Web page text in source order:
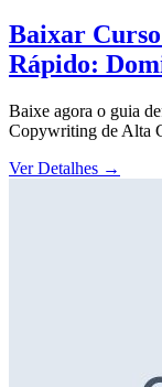
Baixar
Rápido:
Baixe agora o guia
Copywriting de Alta
Ver Detalhes →